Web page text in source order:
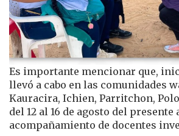
Es importante mencionar que,
llevó a cabo en las comunidades
Kauracira, Ichien, Parritchon,
del 12 al 16 de agosto del presente
acompañamiento de docentes